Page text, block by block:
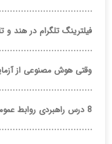
فیلترینگ تلگرام در هند و
وقتی هوش مصنوعی از
8 درس راهبردی روابط عمومی از بحران‌های ۲۰۲۵